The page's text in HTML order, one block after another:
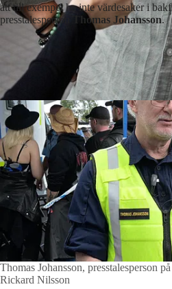
att till exempel ha inte värdesaker i
presstalesperson
Thomas Johansson.
Thomas Johansson, presstalesperson
Rickard Nilsson